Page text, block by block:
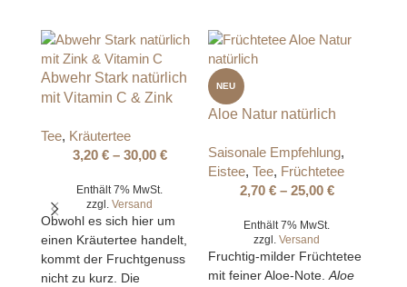
Abwehr Stark natürlich
mit Vitamin C & Zink
Tee, Kräutertee
3,20 € – 30,00 €
Enthält 7% MwSt.
zzgl.Versand
Obwohl es sich hier um
einen Kräutertee handelt,
kommt der Fruchtgenuss
nicht zu kurz. Die
NEU
Aloe Natur natürlich
Saisonale Empfehlung,
Eistee, Tee, Früchtetee
2,70 € – 25,00 €
Enthält 7% MwSt.
zzgl.Versand
Fruchtig-milder Früchtetee
mit feiner Aloe-Note.Aloe